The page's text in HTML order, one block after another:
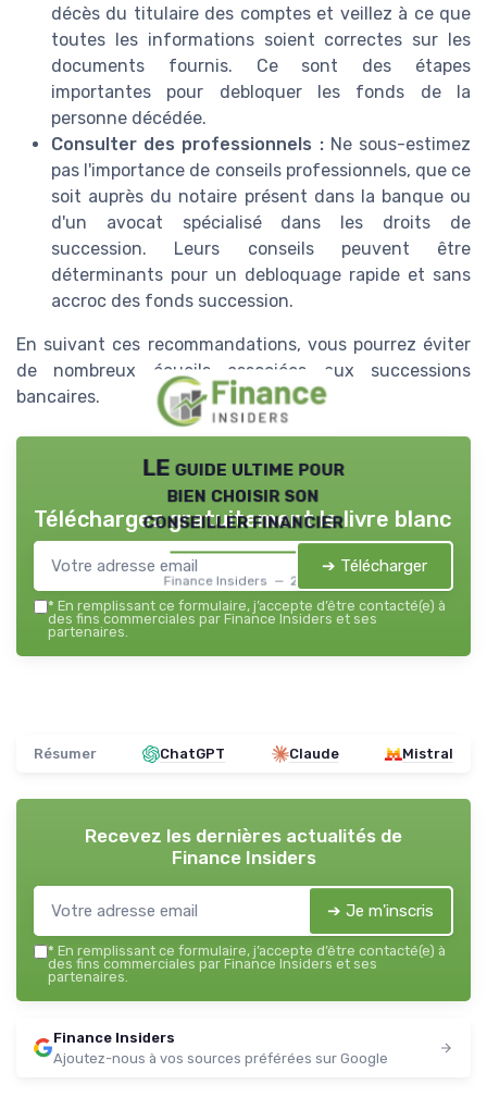
décès du titulaire des comptes et veillez à ce que
toutes les informations soient correctes sur les
documents fournis. Ce sont des étapes
importantes pour debloquer les fonds de la
personne décédée.
Consulter des professionnels :Ne sous-estimez
pas l'importance de conseils professionnels, que ce
soit auprès du notaire présent dans la banque ou
d'un avocat spécialisé dans les droits de
succession. Leurs conseils peuvent être
déterminants pour un debloquage rapide et sans
accroc des fonds succession.
En suivant ces recommandations, vous pourrez éviter
de nombreux écueils associées aux successions
bancaires.
LE guide ultime pour
bien choisir son
conseiller financier
Finance Insiders — 2026
Téléchargez gratuitement le livre blanc
➔ Télécharger
* En remplissant ce formulaire, j’accepte d’être contacté(e) à
des fins commerciales par Finance Insiders et ses
partenaires.
Résumer ChatGPT Claude Mistral
Recevez les dernières actualités de
Finance Insiders
➔ Je m'inscris
* En remplissant ce formulaire, j’accepte d’être contacté(e) à
des fins commerciales par Finance Insiders et ses
partenaires.
Finance Insiders
Ajoutez-nous à vos sources préférées sur Google